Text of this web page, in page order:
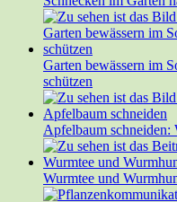
Garten bewässern im
schützen
Apfelbaum
Wurmtee und